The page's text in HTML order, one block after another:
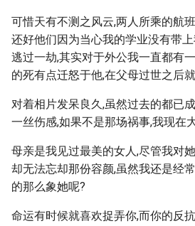
可惜天有不测之风云,两人所乘的航
还好他们因为当心我的学业没有带
逃过一劫,其实对于外公我一直都有
的死有点迁怒于他,在父母过世之后
对着相片发呆良久,虽然过去的都已
一丝伤感,如果不是那场祸事,我现在
母亲是我见过最美的女人,尽管我对
却无法忘却那份容颜,虽然我还是经
的那么象她呢?
命运有时候就喜欢捉弄你,而你的反